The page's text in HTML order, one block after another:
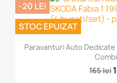
Paravanturi Auto Dedicate
165 lei
-20 LEI
STOC EPUIZAT
Intra in cont
Trebuie sa fi logat in contul
produse in Lista de